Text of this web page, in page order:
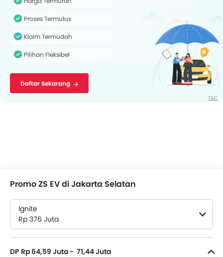
Proses Termulus
Klaim Termudah
Pilihan Fleksibel
Daftar Sekarang
T&C
Promo ZS EV di Jakarta Selatan
Ignite
Rp 376 Juta
DP Rp 64,59 Juta - 71,44 Juta